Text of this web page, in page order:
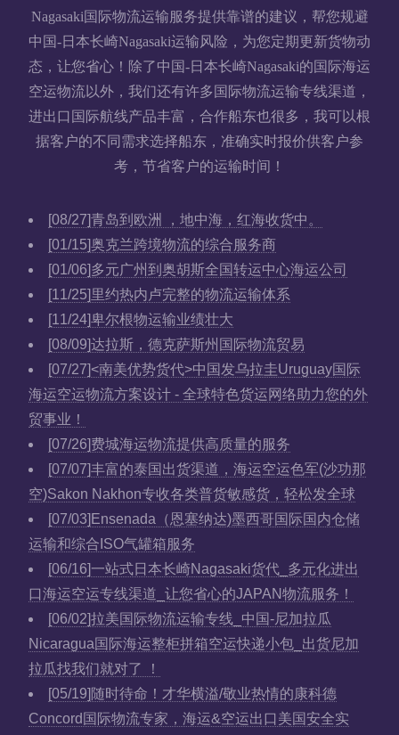
Nagasaki国际物流运输服务提供靠谱的建议，帮您规避
中国-日本长崎Nagasaki运输风险，为您定期更新货物动
态，让您省心！除了中国-日本长崎Nagasaki的国际海运
空运物流以外，我们还有许多国际物流运输专线渠道，
进出口国际航线产品丰富，合作船东也很多，我可以根
据客户的不同需求选择船东，准确实时报价供客户参
考，节省客户的运输时间！
[08/27]青岛到欧洲 ，地中海，红海收货中。
[01/15]奥克兰跨境物流的综合服务商
[01/06]多元广州到奥胡斯全国转运中心海运公司
[11/25] 里约热内卢完整的物流运输体系
[11/24]卑尔根物运输业绩壮大
[08/09]达拉斯，德克萨斯州国际物流贸易
[07/27]<南美优势货代>中国发乌拉圭Uruguay国际
海运空运物流方案设计 - 全球特色货运网络助力您的外
贸事业！
[07/26]费城海运物流提供高质量的服务
[07/07]丰富的泰国出货渠道，海运空运色军(沙功那
空)Sakon Nakhon专收各类普货敏感货，轻松发全球
[07/03] Ensenada（恩塞纳达)墨西哥国际国内仓储
运输和综合ISO气罐箱服务
[06/16]一站式日本长崎Nagasaki货代_多元化进出
口海运空运专线渠道_让您省心的JAPAN物流服务！
[06/02]拉美国际物流运输专线_中国-尼加拉瓜
Nicaragua国际海运整柜拼箱空运快递小包_出货尼加
拉瓜找我们就对了 ！
[05/19] 随时待命！才华横溢/敬业热情的康科德
Concord国际物流专家，海运&空运出口美国安全实